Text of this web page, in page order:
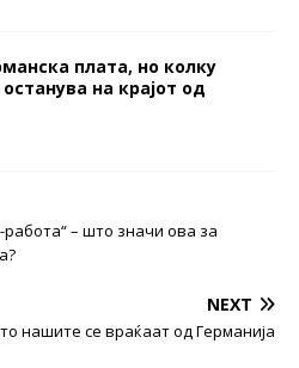
плата, но колку
на крајот од
– што значи ова за
NEXT
нашите се враќаат од Германија